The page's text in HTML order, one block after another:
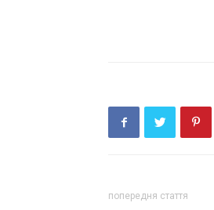
попередня стаття